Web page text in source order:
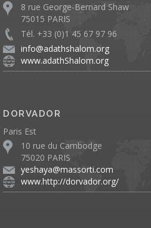
8 rue George-Bernard Shaw
75015 PARIS
Tél. +33 (0)1 45 67 97 96
info@adathshalom.org
www.adathShalom.org
DORVADOR
Paris Est
10 rue du Cambodge
75020 PARIS
yeshaya@massorti.com
www.http://dorvador.org/